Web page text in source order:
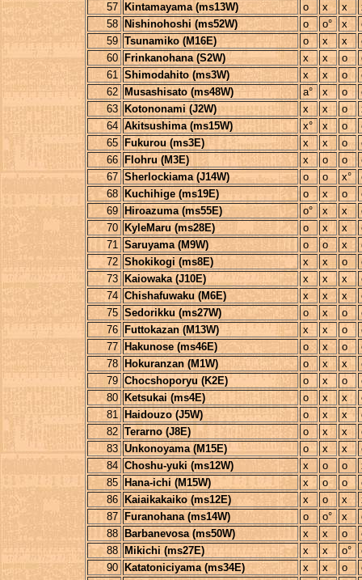
57
Kintamayama (ms13W) o x x
58
Nishinohoshi (ms52W) o o° x
59 Tsunamiko (M16E) o x x
60
Frinkanohana (S2W) x x o
61 Shimodahito (ms3W) x x o
62
Musashisato (ms48W) a° x o
63
Kotononami (J2W) x x o
64 Akitsushima (ms15W) x° x o
65
Fukurou (ms3E) x x o
66
Flohru (M3E) x o o
67 Sherlockiama (J14W) o o x°
68
Kuchihige (ms19E) o x o
69
Hiroazuma (ms55E) o° x x
70
KyleMaru (ms28E) o x x
71 Saruyama (M9W) o o x
72 Shokikogi (ms8E) x x o
73
Kaiowaka (J10E) x x x
74 Chishafuwaku (M6E) x x x
75 Sedorikku (ms27W) o x o
76
Futtokazan (M13W) x x o
77
Hakunose (ms46E) o x o
78
Hokuranzan (M1W) o x x
79 Chocshoporyu (K2E) o x o
80
Ketsukai (ms4E) o x x
81
Haidouzo (J5W) o x x
82 Terarno (J8E) o x x
83 Unkonoyama (M15E) o x x
84 Choshu-yuki (ms12W) x o o
85
Hana-ichi (M15W) x o o
86
Kaiaikakaiko (ms12E) x o x
87
Furanohana (ms14W) o o° x
88
Barbanevosa (ms50W) x x o
88
Mikichi (ms27E) x x o°
90
Katatoniciyama (ms34E) x x o